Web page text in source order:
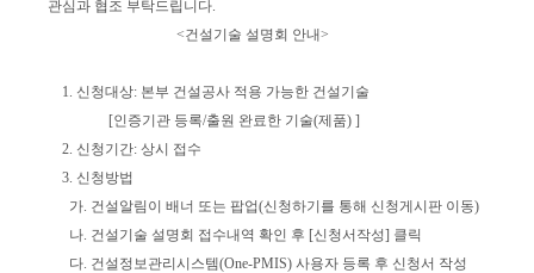
관심과 협조 부탁드립니다.
<건설기술 설명회 안내>
1. 신청대상: 본부 건설공사 적용 가능한 건설기술
[인증기관 등록/출원 완료한 기술(제품) ]
2. 신청기간: 상시 접수
3. 신청방법
가. 건설알림이 배너 또는 팝업(신청하기를 통해 신청게시판 이동)
나. 건설기술 설명회 접수내역 확인 후 [신청서작성] 클릭
다. 건설정보관리시스템(One-PMIS) 사용자 등록 후 신청서 작성